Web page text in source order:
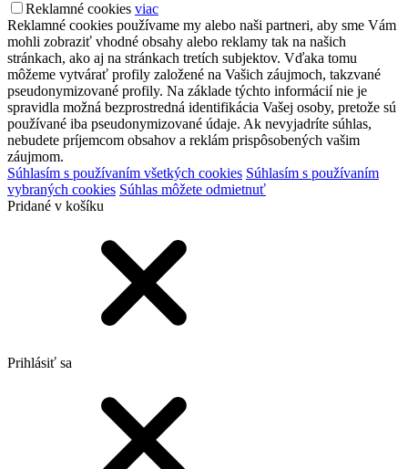
Reklamné cookies viac
Reklamné cookies používame my alebo naši partneri, aby sme Vám
mohli zobraziť vhodné obsahy alebo reklamy tak na našich
stránkach, ako aj na stránkach tretích subjektov. Vďaka tomu
môžeme vytvárať profily založené na Vašich záujmoch, takzvané
pseudonymizované profily. Na základe týchto informácií nie je
spravidla možná bezprostredná identifikácia Vašej osoby, pretože sú
používané iba pseudonymizované údaje. Ak nevyjadríte súhlas,
nebudete príjemcom obsahov a reklám prispôsobených vašim
záujmom.
Súhlasím s používaním všetkých cookies Súhlasím s používaním
vybraných cookies Súhlas môžete odmietnuť
Pridané v košíku
Prihlásiť sa